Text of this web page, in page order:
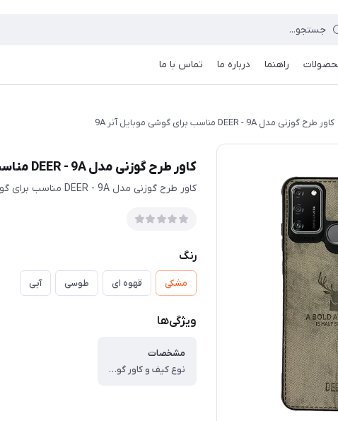
راهنما درباره ما تماس با ما
کاور طرح گوزنی مدل DEER - 9A مناسب برای گوشی موبایل آنر 9A
کاور طرح گوزنی مدل DEER - 9A مناسب برای گوشی موبایل آنر 9A
کاور طرح گوزنی مدل DEER - 9A مناسب برای گوشی موبایل آنر 9A
رنگ
مشکی قهوه ای طوسی آبی
ویژگی‌ها
مشخصات
نوع کیف و کاور گوشی ، کاور ، جنس ، TPU ، چرم مصنوعی ، پلاستیک نرم ، وزن ، ۳۵ گرم ، سازگار با گوشی موبایل ، Honor ۹A ، ساختار ، مات ، سطح پوشش ، لبه راست ، لبه چپ ، لبه پایینی ، لبه بالایی ، قاب پشتی ، حفاظت از دکمه‌ها ، ویژگی‌های کیف و کاور ، مقاوم در برابر خط و خش ، لبه های برجسته برای محافظت دوربین ، لبه های برجسته برای محافظت صفحه نمایش ، انعطاف پذیر